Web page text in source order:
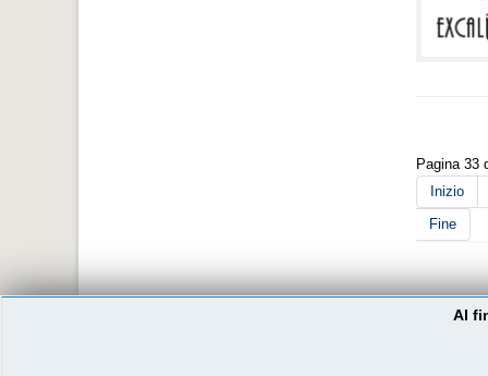
Pagina 33
Inizio
Fine
Al
Copyright © By Diapason Consortium, progettazione